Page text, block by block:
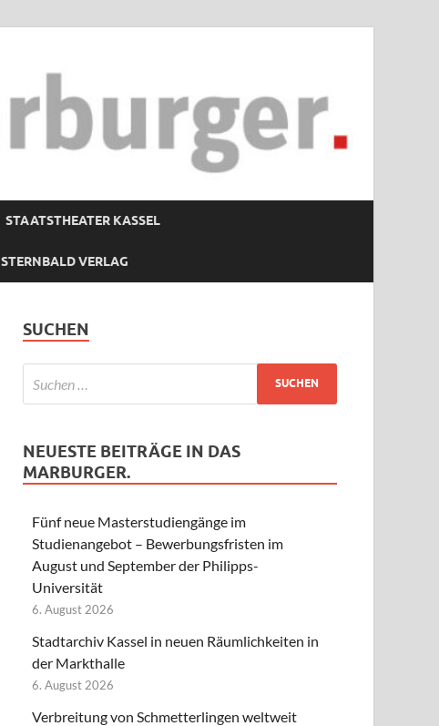
STAATSTHEATER KASSEL
STERNBALD VERLAG
SUCHEN
NEUESTE BEITRÄGE IN DAS
MARBURGER.
Fünf neue Masterstudiengänge im
Studienangebot – Bewerbungsfristen im
August und September der Philipps-
Universität
6. August 2026
Stadtarchiv Kassel in neuen Räumlichkeiten in
der Markthalle
6. August 2026
Verbreitung von Schmetterlingen weltweit